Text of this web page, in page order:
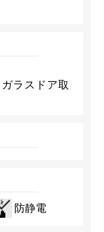
ラスドア取
防静電